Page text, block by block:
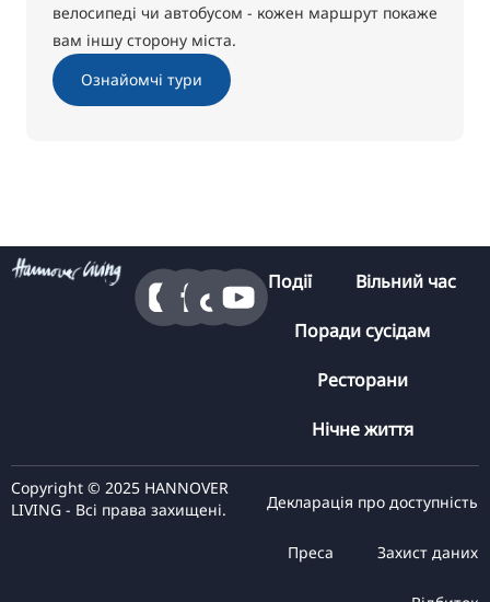
велосипеді чи автобусом - кожен маршрут покаже
вам іншу сторону міста.
Ознайомчі тури
Події Вільний час
Поради сусідам
Ресторани
Нічне життя
Copyright © 2025 HANNOVER
LIVING - Всі права захищені.
Декларація про доступність
Преса Захист даних